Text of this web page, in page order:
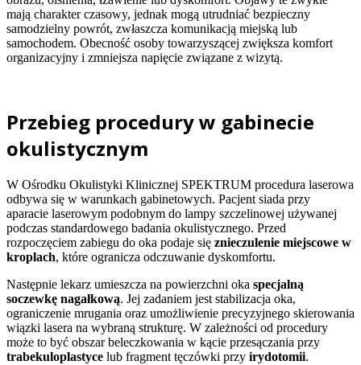
mają charakter czasowy, jednak mogą utrudniać bezpieczny
samodzielny powrót, zwłaszcza komunikacją miejską lub
samochodem. Obecność osoby towarzyszącej zwiększa komfort
organizacyjny i zmniejsza napięcie związane z wizytą.
Przebieg procedury w gabinecie
okulistycznym
W Ośrodku Okulistyki Klinicznej SPEKTRUM procedura laserowa
odbywa się w warunkach gabinetowych. Pacjent siada przy
aparacie laserowym podobnym do lampy szczelinowej używanej
podczas standardowego badania okulistycznego. Przed
rozpoczęciem zabiegu do oka podaje się znieczulenie miejscowe w
kroplach, które ogranicza odczuwanie dyskomfortu.
Następnie lekarz umieszcza na powierzchni oka specjalną
soczewkę nagałkową. Jej zadaniem jest stabilizacja oka,
ograniczenie mrugania oraz umożliwienie precyzyjnego skierowania
wiązki lasera na wybraną strukturę. W zależności od procedury
może to być obszar beleczkowania w kącie przesączania przy
trabekuloplastyce lub fragment tęczówki przy irydotomii.